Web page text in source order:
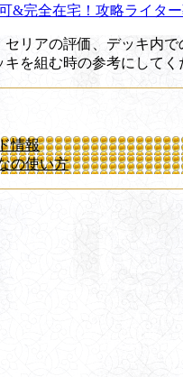
&完全在宅！攻略ライター
セリアの評価、デッキ内で
を組む時の参考にしてく
情報
の使い方